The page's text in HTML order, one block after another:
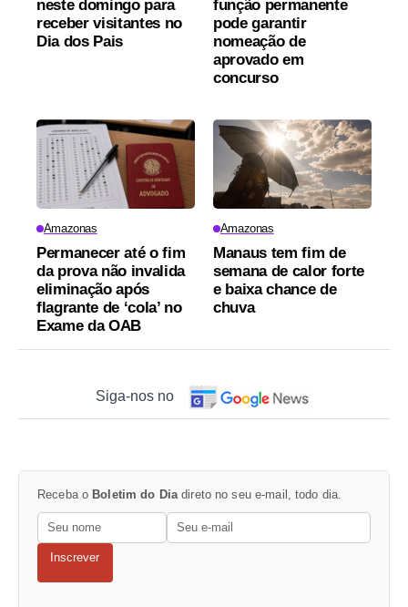
neste domingo para
receber visitantes no
Dia dos Pais
função permanente
pode garantir
nomeação de
aprovado em
concurso
Amazonas
Permanecer até o fim
da prova não invalida
eliminação após
flagrante de ‘cola’ no
Exame da OAB
Amazonas
Manaus tem fim de
semana de calor forte
e baixa chance de
chuva
Siga-nos no
Receba o Boletim do Diadireto no seu e-mail, todo dia.
Inscrever